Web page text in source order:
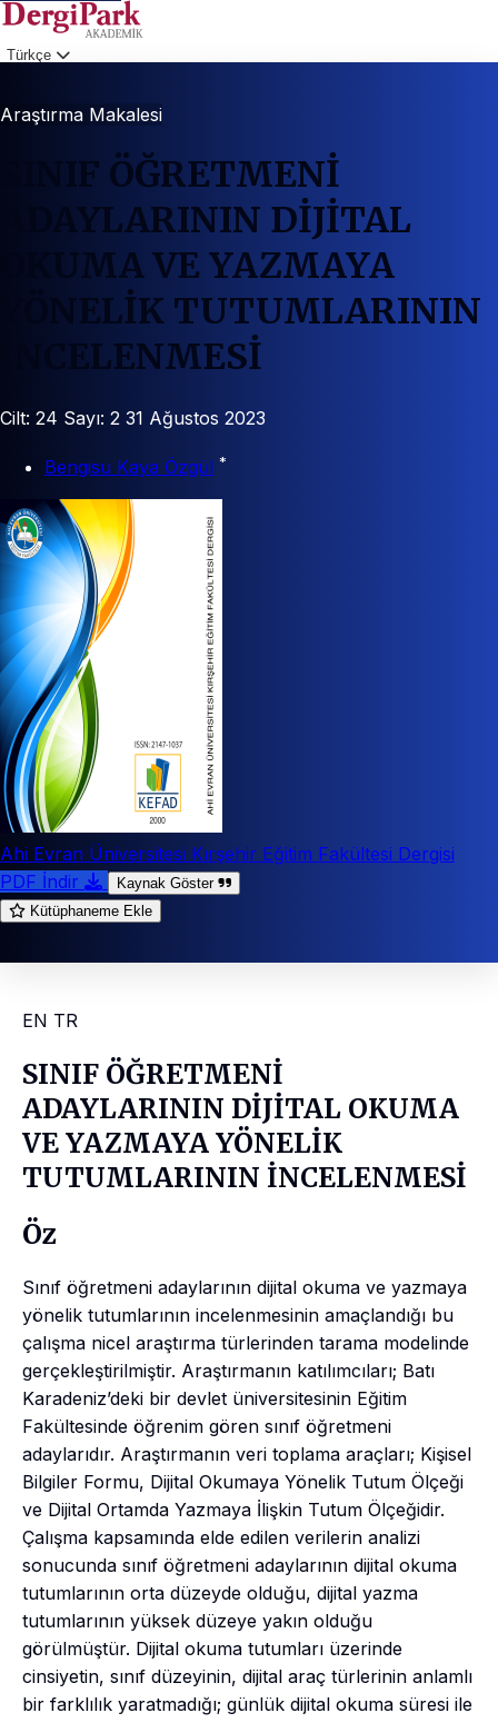
Türkçe
Araştırma Makalesi
SINIF ÖĞRETMENİ
ADAYLARININ DİJİTAL
OKUMA VE YAZMAYA
YÖNELİK TUTUMLARININ
İNCELENMESİ
Cilt: 24 Sayı: 2 31 Ağustos 2023
Bengisu Kaya Özgül *
Ahi Evran Üniversitesi Kırşehir Eğitim Fakültesi Dergisi
PDF İndir
Kaynak Göster
Kütüphaneme Ekle
EN TR
SINIF ÖĞRETMENİ
ADAYLARININ DİJİTAL OKUMA
VE YAZMAYA YÖNELİK
TUTUMLARININ İNCELENMESİ
Öz
Sınıf öğretmeni adaylarının dijital okuma ve yazmaya
yönelik tutumlarının incelenmesinin amaçlandığı bu
çalışma nicel araştırma türlerinden tarama modelinde
gerçekleştirilmiştir. Araştırmanın katılımcıları; Batı
Karadeniz’deki bir devlet üniversitesinin Eğitim
Fakültesinde öğrenim gören sınıf öğretmeni
adaylarıdır. Araştırmanın veri toplama araçları; Kişisel
Bilgiler Formu, Dijital Okumaya Yönelik Tutum Ölçeği
ve Dijital Ortamda Yazmaya İlişkin Tutum Ölçeğidir.
Çalışma kapsamında elde edilen verilerin analizi
sonucunda sınıf öğretmeni adaylarının dijital okuma
tutumlarının orta düzeyde olduğu, dijital yazma
tutumlarının yüksek düzeye yakın olduğu
görülmüştür. Dijital okuma tutumları üzerinde
cinsiyetin, sınıf düzeyinin, dijital araç türlerinin anlamlı
bir farklılık yaratmadığı; günlük dijital okuma süresi ile